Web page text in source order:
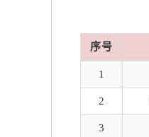
序号
1
2
3